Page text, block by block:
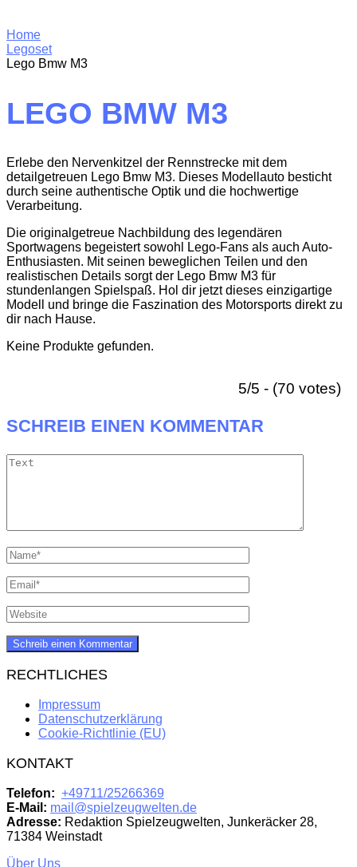
Home
Legoset
Lego Bmw M3
LEGO BMW M3
Erlebe den Nervenkitzel der Rennstrecke mit dem
detailgetreuen Lego Bmw M3. Dieses Modellauto besticht
durch seine authentische Optik und die hochwertige
Verarbeitung.
Die originalgetreue Nachbildung des legendären
Sportwagens begeistert sowohl Lego-Fans als auch Auto-
Enthusiasten. Mit seinen beweglichen Teilen und den
realistischen Details sorgt der Lego Bmw M3 für
stundenlangen Spielspaß. Hol dir jetzt dieses einzigartige
Modell und bringe die Faszination des Motorsports direkt zu
dir nach Hause.
Keine Produkte gefunden.
5/5 - (70 votes)
SCHREIB EINEN KOMMENTAR
RECHTLICHES
Impressum
Datenschutzerklärung
Cookie-Richtlinie (EU)
KONTAKT
Telefon: +49711/25266369
E-Mail: mail@spielzeugwelten.de
Adresse: Redaktion Spielzeugwelten, Junkeräcker 28,
71384 Weinstadt
Über Uns